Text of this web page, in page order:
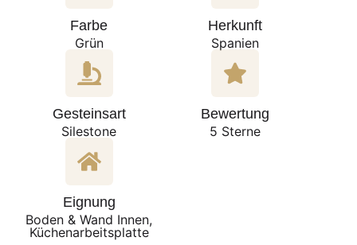
Farbe
Grün
Herkunft
Spanien
Gesteinsart
Silestone
Bewertung
5 Sterne
Eignung
Boden & Wand Innen,
Küchenarbeitsplatte